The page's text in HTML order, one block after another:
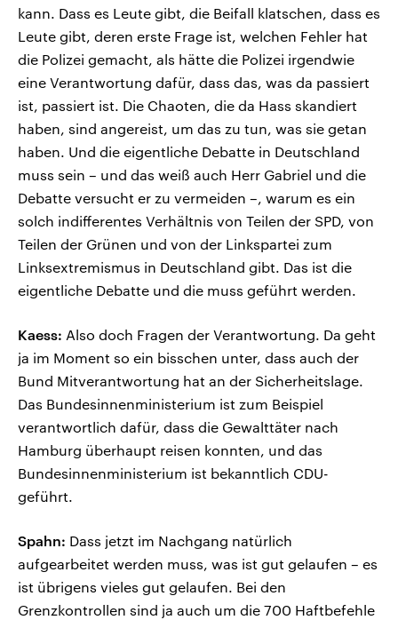
kann. Dass es Leute gibt, die Beifall klatschen, dass es
Leute gibt, deren erste Frage ist, welchen Fehler hat
die Polizei gemacht, als hätte die Polizei irgendwie
eine Verantwortung dafür, dass das, was da passiert
ist, passiert ist. Die Chaoten, die da Hass skandiert
haben, sind angereist, um das zu tun, was sie getan
haben. Und die eigentliche Debatte in Deutschland
muss sein – und das weiß auch Herr Gabriel und die
Debatte versucht er zu vermeiden –, warum es ein
solch indifferentes Verhältnis von Teilen der SPD, von
Teilen der Grünen und von der Linkspartei zum
Linksextremismus in Deutschland gibt. Das ist die
eigentliche Debatte und die muss geführt werden.
Kaess: Also doch Fragen der Verantwortung. Da geht
ja im Moment so ein bisschen unter, dass auch der
Bund Mitverantwortung hat an der Sicherheitslage.
Das Bundesinnenministerium ist zum Beispiel
verantwortlich dafür, dass die Gewalttäter nach
Hamburg überhaupt reisen konnten, und das
Bundesinnenministerium ist bekanntlich CDU-
geführt.
Spahn: Dass jetzt im Nachgang natürlich
aufgearbeitet werden muss, was ist gut gelaufen – es
ist übrigens vieles gut gelaufen. Bei den
Grenzkontrollen sind ja auch um die 700 Haftbefehle